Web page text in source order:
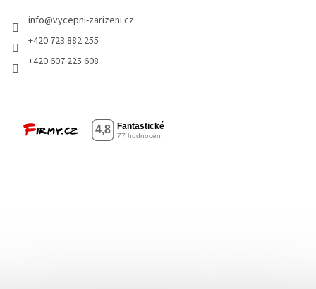
info@vycepni-zarizeni.cz
+420 723 882 255
+420 607 225 608